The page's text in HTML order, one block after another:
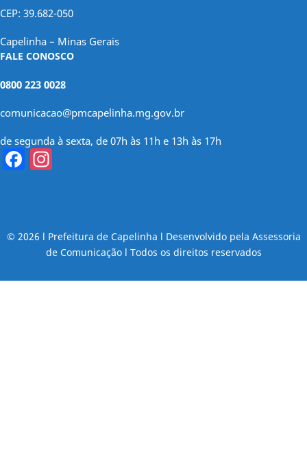
CEP: 39.682-050
Capelinha – Minas Gerais
FALE CONOSCO
0800 223 0028
comunicacao@pmcapelinha.mg.gov.br
de segunda à sexta, de 07h às 11h e 13h às 17h
Facebook
© 2026 l Prefeitura de Capelinha l Desenvolvido pela Assessoria
de Comunicação l Todos os direitos reservados